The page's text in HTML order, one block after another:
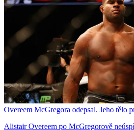
Overeem McGregora odepsal. Jeho tělo
Alistair Overeem po McGregorově